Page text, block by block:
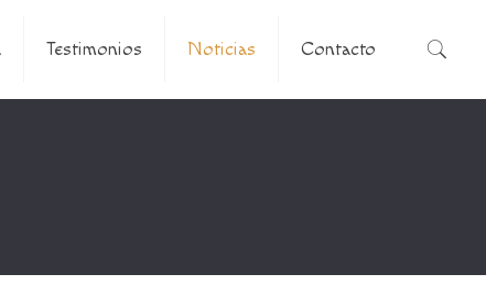
Testimonios Noticias Contacto